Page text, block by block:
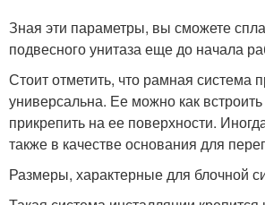
Зная эти параметры, вы сможете
подвесного унитаза еще до начала
Стоит отметить, что рамная система
универсальна. Ее можно как встроить
прикрепить на ее поверхности.
также в качестве основания для
Размеры, характерные для блочной